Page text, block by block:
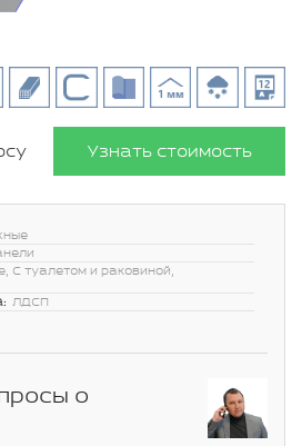
Узнать стоимость
С туалетом и раковиной,
ЛДСП
о